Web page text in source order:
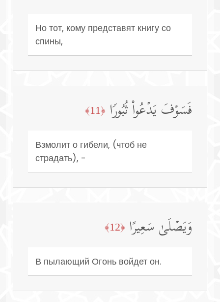
Но тот, кому представят книгу со
спины,
فَسَوۡفَ یَدۡعُوا۟ ثُبُورࣰا ﴿11﴾
Взмолит о гибели, (чтоб не
страдать), -
وَیَصۡلَىٰ سَعِیرًا ﴿12﴾
В пылающий Огонь войдет он.